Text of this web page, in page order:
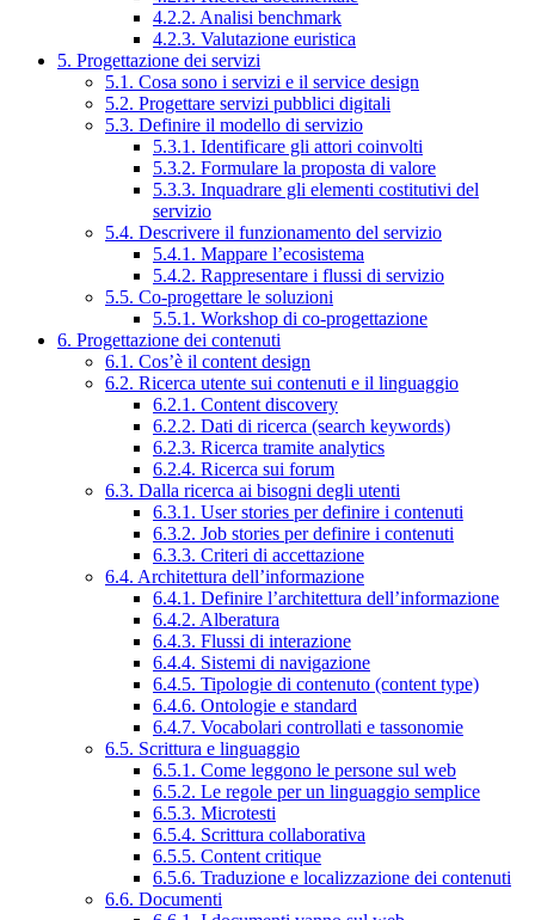
4.2.2. Analisi benchmark
4.2.3. Valutazione euristica
5. Progettazione dei servizi
5.1. Cosa sono i servizi e il service design
5.2. Progettare servizi pubblici digitali
5.3. Definire il modello di servizio
5.3.1. Identificare gli attori coinvolti
5.3.2. Formulare la proposta di valore
5.3.3. Inquadrare gli elementi costitutivi del
servizio
5.4. Descrivere il funzionamento del servizio
5.4.1. Mappare l’ecosistema
5.4.2. Rappresentare i flussi di servizio
5.5. Co-progettare le soluzioni
5.5.1. Workshop di co-progettazione
6. Progettazione dei contenuti
6.1. Cos’è il content design
6.2. Ricerca utente sui contenuti e il linguaggio
6.2.1. Content discovery
6.2.2. Dati di ricerca (search keywords)
6.2.3. Ricerca tramite analytics
6.2.4. Ricerca sui forum
6.3. Dalla ricerca ai bisogni degli utenti
6.3.1. User stories per definire i contenuti
6.3.2. Job stories per definire i contenuti
6.3.3. Criteri di accettazione
6.4. Architettura dell’informazione
6.4.1. Definire l’architettura dell’informazione
6.4.2. Alberatura
6.4.3. Flussi di interazione
6.4.4. Sistemi di navigazione
6.4.5. Tipologie di contenuto (content type)
6.4.6. Ontologie e standard
6.4.7. Vocabolari controllati e tassonomie
6.5. Scrittura e linguaggio
6.5.1. Come leggono le persone sul web
6.5.2. Le regole per un linguaggio semplice
6.5.3. Microtesti
6.5.4. Scrittura collaborativa
6.5.5. Content critique
6.5.6. Traduzione e localizzazione dei contenuti
6.6. Documenti